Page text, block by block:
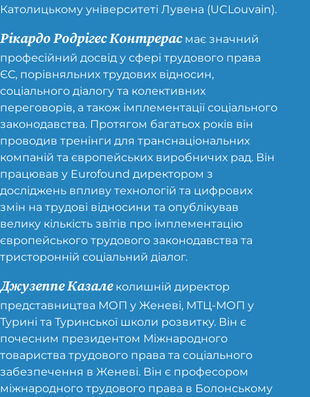
Католицькому університеті Лувена (UCLouvain).
Рікардо Родрігес Контрерасмає значний
професійний досвід у сфері трудового права
ЄС, порівняльних трудових відносин,
соціального діалогу та колективних
переговорів, а також імплементації соціального
законодавства. Протягом багатьох років він
проводив тренінги для транснаціональних
компаній та європейських виробничих рад. Він
працював у Eurofound директором з
досліджень впливу технологій та цифрових
змін на трудові відносини та опублікував
велику кількість звітів про імплементацію
європейського трудового законодавства та
тристоронній соціальний діалог.
Джузеппе Казалеколишній директор
представництва МОП у Женеві, МТЦ-МОП у
Турині та Туринської школи розвитку. Він є
почесним президентом Міжнародного
товариства трудового права та соціального
забезпечення в Женеві. Він є професором
міжнародного трудового права в Болонському